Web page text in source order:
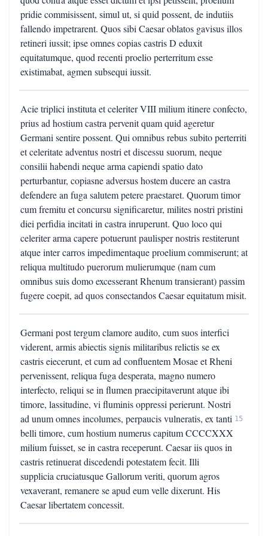
pridie commisissent, simul ut, si quid possent, de indutiis
fallendo impetrarent. Quos sibi Caesar oblatos gavisus illos
retineri iussit; ipse omnes copias castris D eduxit
equitatumque, quod recenti proelio perterritum esse
existimabat, agmen subsequi iussit.
Acie triplici instituta et celeriter VIII milium itinere confecto,
prius ad hostium castra pervenit quam quid ageretur
Germani sentire possent. Qui omnibus rebus subito perterriti
et celeritate adventus nostri et discessu suorum, neque
consilii habendi neque arma capiendi spatio dato
perturbantur, copiasne adversus hostem ducere an castra
defendere an fuga salutem petere praestaret. Quorum timor
cum fremitu et concursu significaretur, milites nostri pristini
diei perfidia incitati in castra inruperunt. Quo loco qui
celeriter arma capere potuerunt paulisper nostris restiterunt
atque inter carros impedimentaque proelium commiserunt; at
reliqua multitudo puerorum mulierumque (nam cum
omnibus suis domo excesserant Rhenum transierant) passim
fugere coepit, ad quos consectandos Caesar equitatum misit.
Germani post tergum clamore audito, cum suos interfici
viderent, armis abiectis signis militaribus relictis se ex
castris eiecerunt, et cum ad confluentem Mosae et Rheni
pervenissent, reliqua fuga desperata, magno numero
interfecto, reliqui se in flumen praecipitaverunt atque ibi
timore, lassitudine, vi fluminis oppressi perierunt. Nostri
ad unum omnes incolumes, perpaucis vulneratis, ex tanti
belli timore, cum hostium numerus capitum CCCCXXX
milium fuisset, se in castra receperunt. Caesar iis quos in
castris retinuerat discedendi potestatem fecit. Illi
supplicia cruciatusque Gallorum veriti, quorum agros
vexaverant, remanere se apud eum velle dixerunt. His
Caesar libertatem concessit.
15